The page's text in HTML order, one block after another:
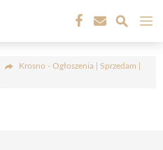
Krosno - Ogłoszenia | Sprzedam |